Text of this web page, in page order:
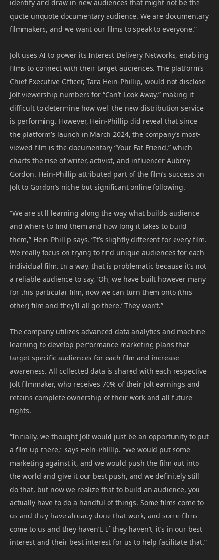
identify and draw in new audiences that might not be the
quote unquote documentary audience. We are documentary
filmmakers, and we want our films to speak to everyone.”
Jolt uses AI to power its Interest Delivery Networks, enabling
films to connect with their target audiences. The platform’s
Chief Executive Officer, Tara Hein-Phillip, would not disclose
Jolt viewership numbers for “Can’t Look Away,” making it
difficult to determine how well the new distribution service
is performing. However, Hein-Phillip did reveal that since
the platform’s launch in March 2024, the company’s most-
viewed film is the documentary “Your Fat Friend,” which
charts the rise of writer, activist, and influencer Aubrey
Gordon. Hein-Phillip attributed part of the film’s success on
Jolt to Gordon’s niche but significant online following.
“We are still learning along the way what builds audience
and where to find them and how long it takes to build
them,” Hein-Phillip says. “It’s slightly different for every film.
We really focus on trying to find unique audiences for each
individual film. In a way, that is problematic because it’s not
a reliable audience to say, ‘Oh, we have built however many
for this particular film, now we can turn them onto (this
other) film and they’ll all go there.’ They won’t.”
The company utilizes advanced data analytics and machine
learning to develop performance marketing plans that
target specific audiences for each film and increase
awareness. All collected data is shared with each respective
Jolt filmmaker, who receives 70% of their Jolt earnings and
retains complete ownership of their work and all future
rights.
“Initially, we thought Jolt would just be an opportunity to put
a film up there,” says Hein-Phillip. “We would put some
marketing against it, and we would push the film out into
the world and give it our best push, and we definitely still
do that, but now we realize that to build an audience, you
actually have to do a handful of things. Some films come to
us and they have already done that work, and some films
come to us and they haven’t. If they haven’t, it’s in our best
interest and their best interest for us to help facilitate that.”